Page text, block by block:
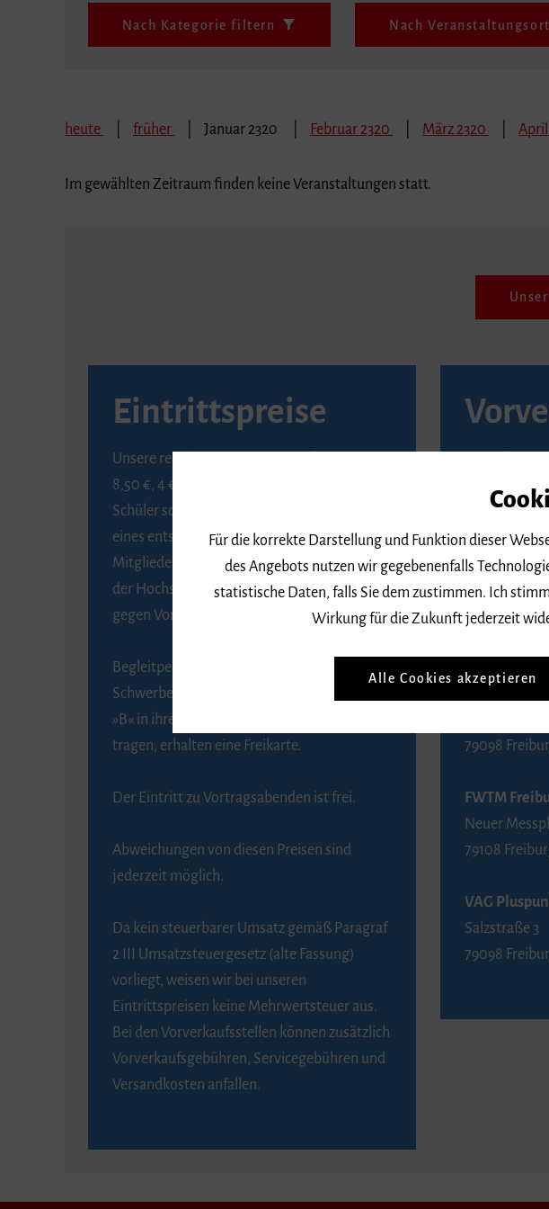
Nach Kategorie filtern Nach
heute früher Januar 2320 Februar 2320 März 2320 April
Im gewählten Zeitraum finden keine Veranstaltungen statt.
Eintrittspreise
Unsere regulären Eintrittspreise betragen
8,50 €, 4 € ermäßigt für Schülerinnen und
Schüler sowie Studierende gegen Vorlage
eines entsprechenden Nachweises, 6 € für
Mitglieder der Gesellschaft zur Förderung
der Hochschule für Musik Freiburg e. V.
gegen Vorlage des Mitgliedsausweises.
Begleitpersonen von Menschen mit
Schwerbehinderung, die das Merkzeichen
»B« in ihrem Schwerbehindertenausweis
tragen, erhalten eine Freikarte.
Der Eintritt zu Vortragsabenden ist frei.
Abweichungen von diesen Preisen sind
jederzeit möglich.
Da kein steuerbarer Umsatz gemäß Paragraf
2 III Umsatzsteuergesetz (alte Fassung)
vorliegt, weisen wir bei unseren
Eintrittspreisen keine Mehrwertsteuer aus.
Bei den Vorverkaufsstellen können zusätzlich
Vorverkaufsgebühren, Servicegebühren und
Versandkosten anfallen.
BZ-
Kaiser-
79098
Telefon 0761
79098
FWTM
Neuer
79108
VAG
Salzstraße 3
79098
Für die korrekte Darstellung und Funktion dieser
des Angebots nutzen wir gegebenenfalls
statistische Daten, falls Sie dem zustimmen. Ich
Wirkung für die Zukunft jederzeit
Alle Cookies akzeptieren